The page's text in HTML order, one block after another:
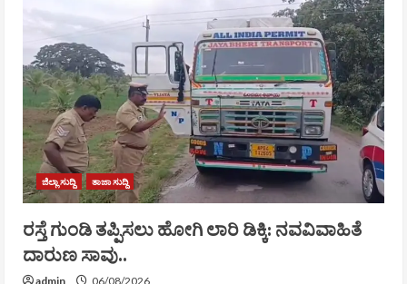
ಜಿಲ್ಲಾ ಸುದ್ದಿ ತಾಜಾ ಸುದ್ದಿ
ರಸ್ತೆ ಗುಂಡಿ ತಪ್ಪಿಸಲು ಹೋಗಿ ಲಾರಿ ಡಿಕ್ಕಿ: ನವವಿವಾಹಿತೆ
ದಾರುಣ ಸಾವು..
admin 06/08/2026